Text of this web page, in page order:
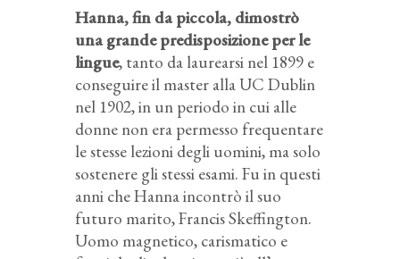
Hanna, fin da piccola, dimostrò
una grande predisposizione per le
lingue, tanto da laurearsi nel 1899 e
conseguire il master alla UC Dublin
nel 1902, in un periodo in cui alle
donne non era permesso frequentare
le stesse lezioni degli uomini, ma solo
sostenere gli stessi esami. Fu in questi
anni che Hanna incontrò il suo
futuro marito, Francis Skeffington.
Uomo magnetico, carismatico e